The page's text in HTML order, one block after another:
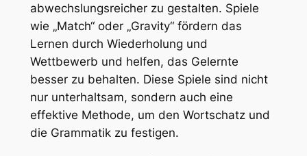
abwechslungsreicher zu gestalten. Spiele
wie „Match“ oder „Gravity“ fördern das
Lernen durch Wiederholung und
Wettbewerb und helfen, das Gelernte
besser zu behalten. Diese Spiele sind nicht
nur unterhaltsam, sondern auch eine
effektive Methode, um den Wortschatz und
die Grammatik zu festigen.